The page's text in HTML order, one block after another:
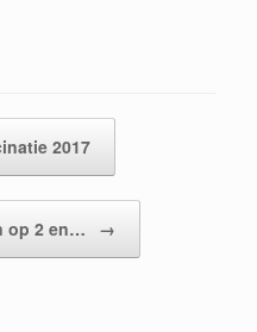
2017
op 2 en… →